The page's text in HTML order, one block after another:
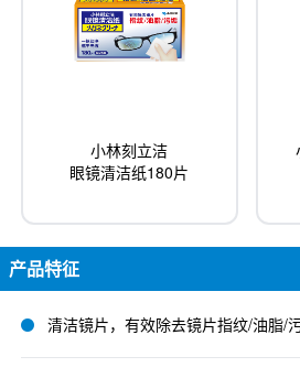
小林刻立洁
眼镜清洁纸180片
产品特征
清洁镜片，有效除去镜片指纹/油脂/